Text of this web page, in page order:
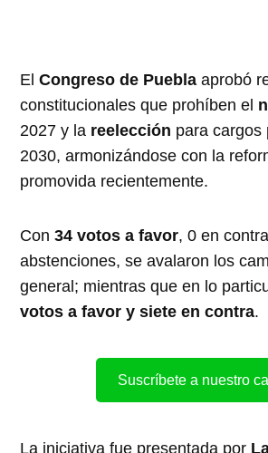
ElCongreso de Puebla aprobó
constitucionales que prohíben el
2027 y la reelección para cargos
2030, armonizándose con la
promovida recientemente.
Con34 votos a favor, 0 en
abstenciones, se avalaron los
general; mientras que en lo
votos a favor y siete en contra.
Suscríbete a nuestro
La iniciativa fue presentada por